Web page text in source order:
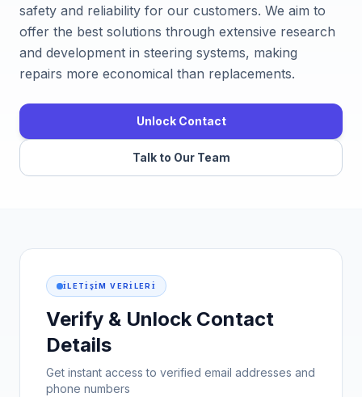
safety and reliability for our customers. We aim to
offer the best solutions through extensive research
and development in steering systems, making
repairs more economical than replacements.
Unlock Contact
Talk to Our Team
İLETIŞIM VERILERI
Verify & Unlock Contact
Details
Get instant access to verified email addresses and
phone numbers